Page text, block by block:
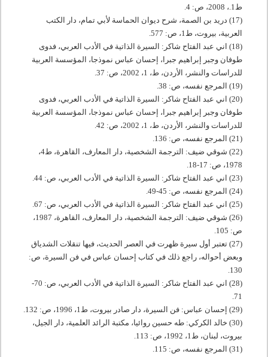
ط1.، 2008، ص:4
.
(17) دريد بن الصمة، شرح ديوان الحماسة لأبي تمام، دار الكتب
العربية، بيروت، ط1، ص: 577
.
(18) اني عبد الفتاح شاكر: السيرة الذاتية في الأدب العربي، فدوى
طوفان وجبر إبراهيم جبرا، إحسان عباس نموذجا، المؤسسة العربية
للدراسات والنشر، الأردن، ط، 1، 2002، ص: 37
.
(19) المرجع نفسه، ص:
38
.
(20) اني عبد الفتاح شاكر: السيرة الذاتية في الأدب العربي، فدوى
طوفان وجبر إبراهيم جبرا، إحسان عباس نموذجا، المؤسسة العربية
للدراسات والنشر، الأردن، ط، 1، 2002، ص: 42
.
(21) المرجع نفسه، ص:
136
.
(22) شوقي ضيف: الترجمة الشخصية، دار المعارف، القاهرة، ط
4،
1978، ص: 17
-
18
.
(23) اني عبد الفتاح شاكر: السيرة الذاتية في الأدب العربي، ص:
44
.
(24) المرجع نفسه، ص:
45
-
49
.
(25) اني عبد الفتاح شاكر: السيرة الذاتية في الأدب العربي، ص:
67
.
(26) شوقي ضيف: الترجمة الشخصية، دار المعارف، القاهرة،
1987،
ص: 105
.
(27) تعتبر أول سيرة ظهرت في العصر الحديث، فيها تنقلات الشدياق
وبعض أحواله، راجع ذلك في كتاب إحسان عباس في فن السيرة، ص:
130
.
(28) اني عبد الفتاح شاكر: السيرة الذاتية في الأدب العربي، ص:
70
-
71
.
(29) إحسان عباس: فن السيرة، دار صادر بيروت، ط
1، 1996، ص: 132
.
(30) خالد الكركي: طه حسين روائيا، مكتبة الرائد العلمية، دار الجيل،
بيروت، لبنان، ط1، 1992، ص: 113
.
(31) المرجع نفسه، ص:
115
.